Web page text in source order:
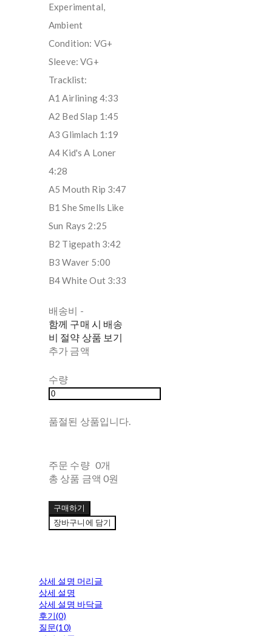
Experimental,
Ambient
Condition: VG+
Sleeve: VG+
Tracklist:
A1 Airlining 4:33
A2 Bed Slap 1:45
A3 Glimlach 1:19
A4 Kid's A Loner
4:28
A5 Mouth Rip 3:47
B1 She Smells Like
Sun Rays 2:25
B2 Tigepath 3:42
B3 Waver 5:00
B4 White Out 3:33
배송비 -
함께 구매 시 배송
비 절약 상품 보기
추가 금액
수량
품절된 상품입니다.
주문 수량 0개
총 상품 금액 0원
구매하기
장바구니에 담기
상세 설명 머리글
상세 설명
상세 설명 바닥글
후기(0)
질문(10)